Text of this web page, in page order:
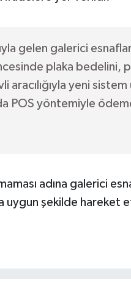
gelen galerici
plaka bedelini,
yeni
POS yöntemiyle
adına galerici
uygun şekilde hareket